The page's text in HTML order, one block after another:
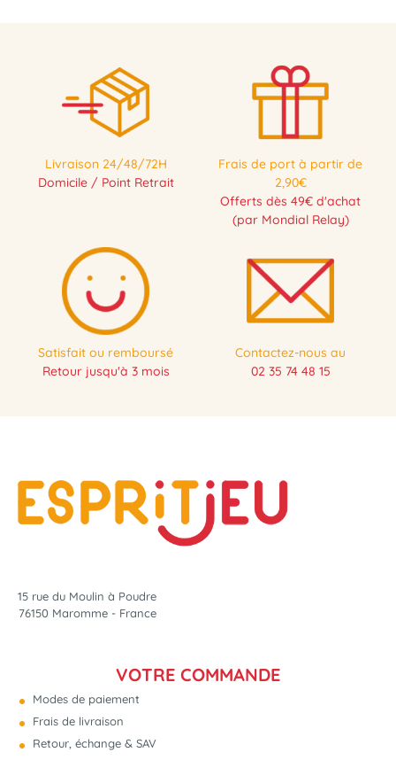
Livraison 24/48/72H
Domicile / Point Retrait
Frais de port à partir de
2,90€
Offerts dès 49€ d'achat
(par Mondial Relay)
Satisfait ou remboursé
Retour jusqu'à 3 mois
Contactez-nous au
02 35 74 48 15
15 rue du Moulin à Poudre
76150 Maromme - France
VOTRE COMMANDE
Modes de paiement
Frais de livraison
Retour, échange & SAV